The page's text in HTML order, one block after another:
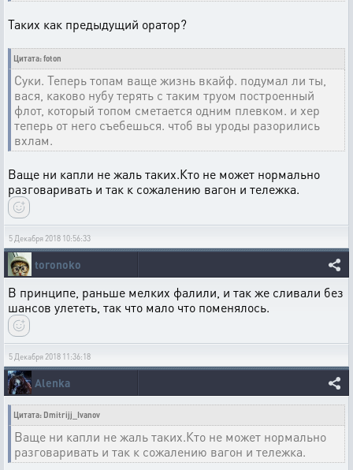
Таких как предыдущий оратор?
Цитата: foton
Суки. Теперь топам ваще жизнь вкайф. подумал ли ты,
вася, каково нубу терять с таким труом построенный
флот, который топом сметается одним плевком. и хер
теперь от него съебешься. чтоб вы уроды разорились
вхлам.
Ваще ни капли не жаль таких.Кто не может нормально
разговаривать и так к сожалению вагон и тележка.
5 Декабря 2018 10:56:33
toronoko
В принципе, раньше мелких фалили, и так же сливали без
шансов улететь, так что мало что поменялось.
5 Декабря 2018 11:36:18
Alenka
Цитата: Dmitrijj_Ivanov
Ваще ни капли не жаль таких.Кто не может нормально
разговаривать и так к сожалению вагон и тележка.